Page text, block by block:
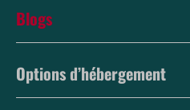
Blogs
Options d’hébergement